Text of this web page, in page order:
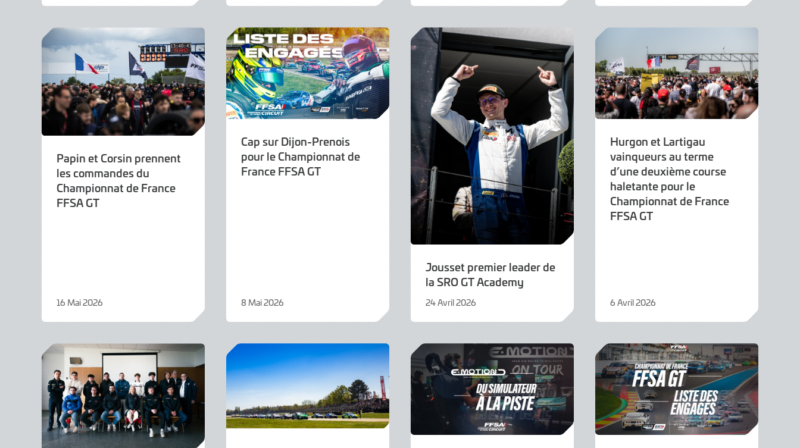
Juin
Juin
Juin
Mai
Papin et Corsin prennent
les commandes du
Championnat de France
FFSA GT
16 Mai 2026
Mai
Cap sur Dijon-Prenois
pour le Championnat de
France FFSA GT
8 Mai 2026
Mai
Jousset premier leader de
la SRO GT Academy
24 Avril 2026
Avril
Hurgon et Lartigau
vainqueurs au terme
d’une deuxième course
haletante pour le
Championnat de France
FFSA GT
6 Avril 2026
Avril